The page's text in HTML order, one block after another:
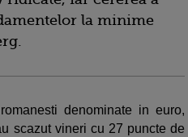
la minime
denominate in euro,
scazut vineri cu 27 puncte de